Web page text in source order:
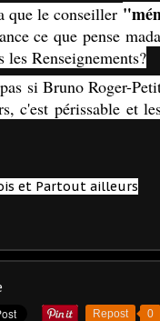
que le conseiller
ce que pense
les Renseignements?
si Bruno Roger-
c'est périssable et
et Partout ailleurs
Repost 0